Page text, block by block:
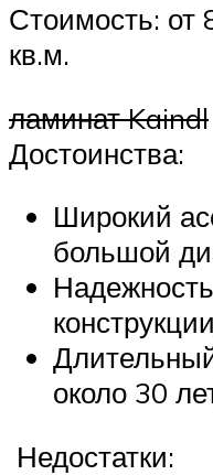
Стоимость: от
кв.м.
ламинат Kaindl
Достоинства:
Широкий
большой
около 30
Недостатки: